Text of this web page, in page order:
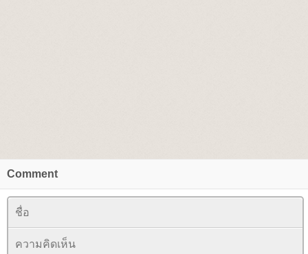
Comment